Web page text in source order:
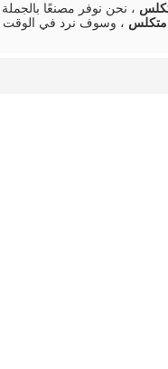
، نحن نوفر مصنعًا
، وسوف نرد في الوقت